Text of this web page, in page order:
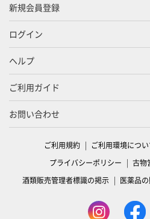
新規会員登録
ログイン
ヘルプ
ご利用ガイド
お問い合わせ
ご利用規約 ご利用環境につ
プライバシーポリシー
古物
酒類販売管理者標識の掲示
医薬品